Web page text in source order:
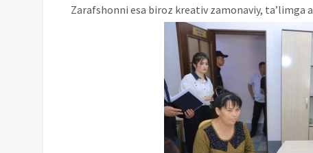
Zarafshonni esa biroz kreativ zamonaviy, ta’limga